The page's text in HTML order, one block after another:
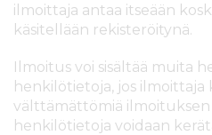
ilmoittaja antaa itseään
käsitellään rekisteröitynä.
Ilmoitus voi sisältää muita
henkilötietoja, jos ilmoittaja
välttämättömiä ilmoituksen
henkilötietoja voidaan